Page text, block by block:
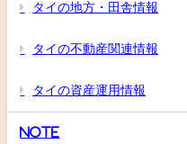
タイの地方・田舎情報
タイの不動産関連情報
タイの資産運用情報
Note